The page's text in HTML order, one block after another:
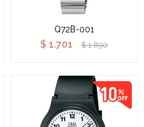
Q72B-001
$ 1.701 $ 1.890